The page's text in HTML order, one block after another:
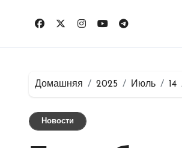
Домашняя 2025 Июль 14
Новости